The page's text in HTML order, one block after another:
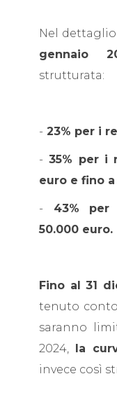
Nel
gennaio
strutturata:
- 23% per i
- 35% per i
euro e fino
- 43% per
50.000 euro.
Fino al 31
tenuto
saranno
2024, la
invece così